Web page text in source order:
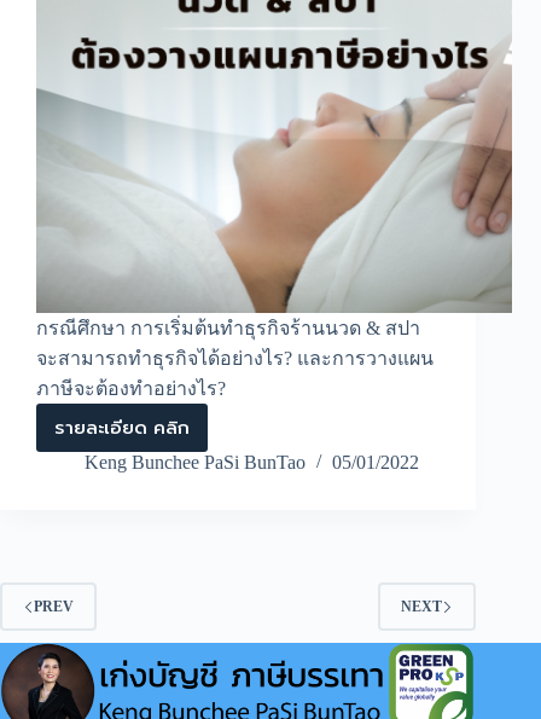
กรณีศึกษา การเริ่มต้นทำธุรกิจร้านนวด & สปา
จะสามารถทำธุรกิจได้อย่างไร? และการวางแผน
ภาษีจะต้องทำอย่างไร?
รายละเอียด คลิก
การ
เริ่ม
ต้น
วางแผน
ภาษี
อย่างไร?
Keng Bunchee PaSi BunTao 05/01/2022
PREV NEXT